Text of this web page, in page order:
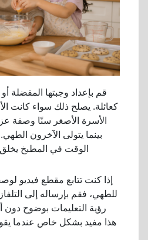
قم بإعداد وجبتها المفضلة
كعائلة. يصلح ذلك سواء كانت
الأسرة الأصغر سنًا وصفة
بينما يتولى الآخرون
الوقت في المطبخ
إذا كنت تتابع مقطع فيديو
للطهي، فقم بإرساله إلى
رؤية التعليمات بوضوح دون
هذا مفيد بشكل خاص عندما